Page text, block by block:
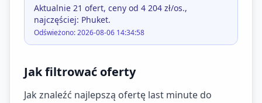
Aktualnie 21 ofert, ceny od 4 204 zł/os.,
najczęściej: Phuket.
Odświeżono: 2026-08-06 14:34:58
Jak filtrować oferty
Jak znaleźć najlepszą ofertę last minute do